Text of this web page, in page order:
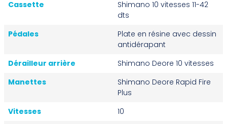
Cassette
Shimano 10 vitesses 11-42
dts
Pédales
Plate en résine avec dessin
antidérapant
Dérailleur arrière
Shimano Deore 10 vitesses
Manettes
Shimano Deore Rapid Fire
Plus
Vitesses
10